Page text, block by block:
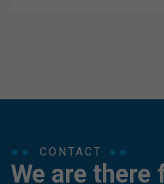
CONTACT
We are there